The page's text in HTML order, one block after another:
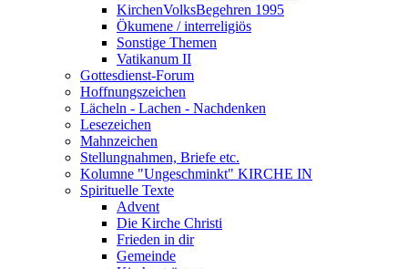
KirchenVolksBegehren 1995
Ökumene / interreligiös
Sonstige Themen
Vatikanum II
Gottesdienst-Forum
Hoffnungszeichen
Lächeln - Lachen - Nachdenken
Lesezeichen
Mahnzeichen
Stellungnahmen, Briefe etc.
Kolumne "Ungeschminkt" KIRCHE IN
Spirituelle Texte
Advent
Die Kirche Christi
Frieden in dir
Gemeinde